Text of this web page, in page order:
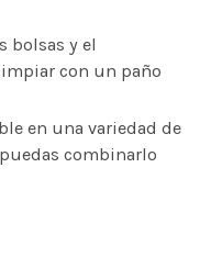
bolsas y el
con un paño
en una variedad de
combinarlo